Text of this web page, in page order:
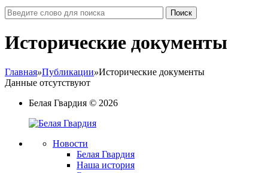
Поиск
Исторические документы
Главная»Публикации»Исторические документы
Данные отсутствуют
Белая Гвардия © 2026
Новости
Белая Гвардия
Наша история